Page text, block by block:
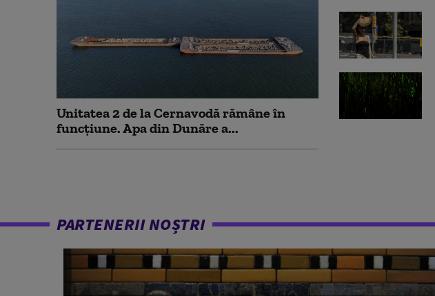
Unitatea 2 de la Cernavodă rămâne în
funcțiune. Apa din Dunăre a...
PARTENERII NOȘTRI